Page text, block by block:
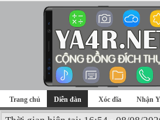
Trang chủ Diễn đàn Xóc đĩa Nhận